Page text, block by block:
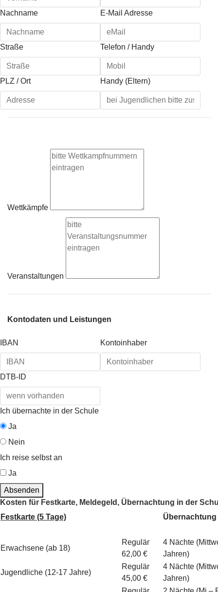
Nachname
Straße
PLZ / Ort
E-Mail Adresse
Telefon / Handy
Handy (Eltern)
Wettkämpfe
Veranstaltungen
Kontodaten und Leistungen
IBAN Kontoinhaber
DTB-ID
Ich übernachte in der Schule
Ja
Nein
Ich reise selbst an
Ja
Absenden
Kosten für Festkarte, Meldegeld, Übernachtung in der
Festkarte (5 Tage)
Erwachsene (ab 18)
Regulär
62,00 €
4 Nächte
Jahren)
Jugendliche (12-17 Jahre)
Regulär
45,00 €
4 Nächte
Jahren)